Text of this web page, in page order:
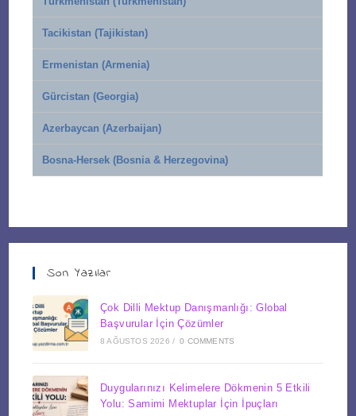
Tacikistan (Tajikistan)
Ermenistan (Armenia)
Gürcistan (Georgia)
Azerbaycan (Azerbaijan)
Bosna-Hersek (Bosnia & Herzegovina)
Son Yazılar
Çok Dilli Mektup Danışmanlığı: Global
Başvurular İçin Çözümler
8 AĞUSTOS 2026 / 0 COMMENTS
Duygularınızı Kelimelere Dökmenin 5 Etkili
Yolu: Samimi Mektuplar İçin İpuçları